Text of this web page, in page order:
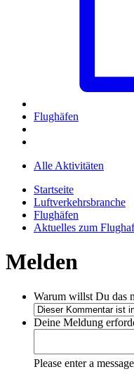
Flughäfen
Alle Aktivitäten
Startseite
Luftverkehrsbranche
Flughäfen
Aktuelles zum
Melden
Warum willst Du das
Deine Meldung
Please enter a